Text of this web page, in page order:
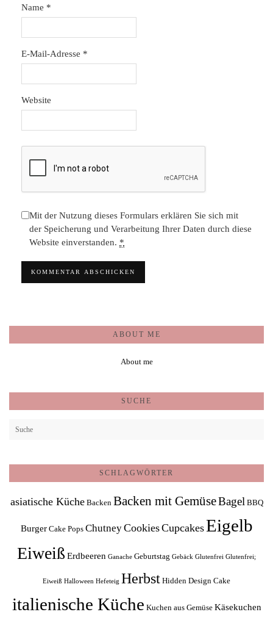
Name *
E-Mail-Adresse *
Website
Mit der Nutzung dieses Formulars erklären Sie sich mit
der Speicherung und Verarbeitung Ihrer Daten durch diese
Website einverstanden. *
ABOUT ME
About me
SUCHE
SCHLAGWÖRTER
asiatische Küche Backen Backen mit GemüseBagel BBQ
Burger Cake Pops ChutneyCookiesCupcakesEigelb
Eiweiß Erdbeeren Ganache Geburtstag Gebäck Glutenfrei Glutenfrei;
Eiweiß Halloween Hefeteig Herbst Hidden Design Cake
italienische Küche Kuchen aus Gemüse Käsekuchen